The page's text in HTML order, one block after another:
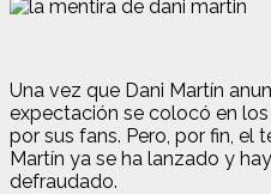
Una vez que Dani Martín
expectación se colocó en
por sus fans. Pero, por fin, el
Martín ya se ha lanzado y
defraudado.